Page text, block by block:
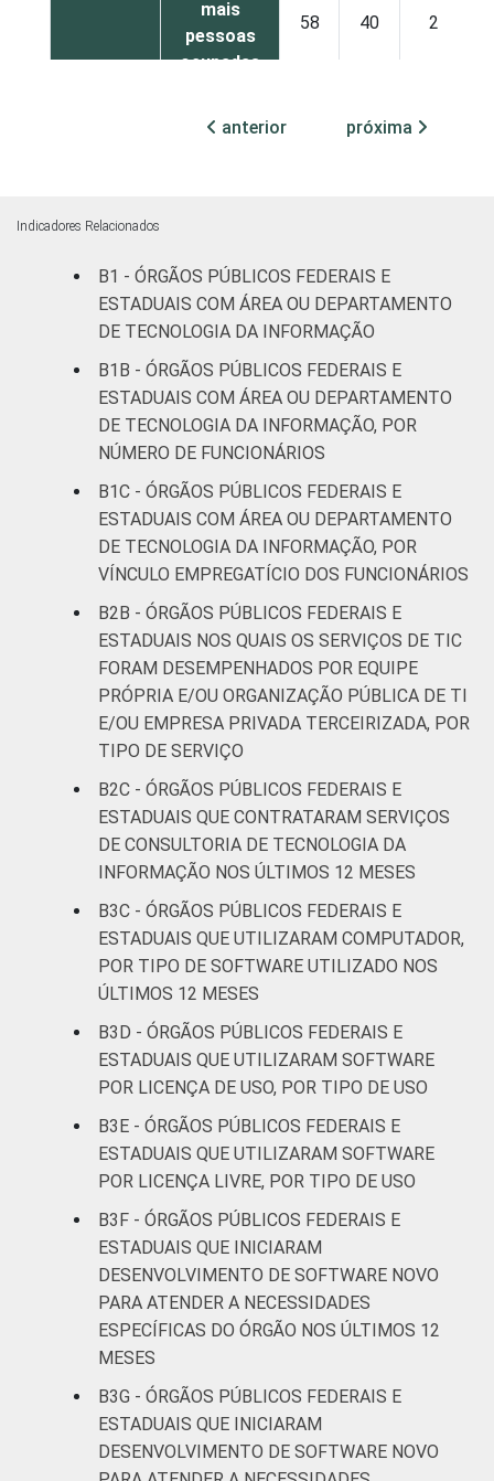
mais
pessoas
ocupadas
58 40 2
Não
54 25
Estudos para o Desenvolvimento da
Pesquisa sobre o uso das tecnologias de
informação e comunicação no setor público
brasileiro - TIC Governo Eletrônico 2019.
anterior próxima
Indicadores Relacionados
B1 - ÓRGÃOS PÚBLICOS FEDERAIS E
ESTADUAIS COM ÁREA OU DEPARTAMENTO
DE TECNOLOGIA DA INFORMAÇÃO
B1B - ÓRGÃOS PÚBLICOS FEDERAIS E
ESTADUAIS COM ÁREA OU DEPARTAMENTO
DE TECNOLOGIA DA INFORMAÇÃO, POR
NÚMERO DE FUNCIONÁRIOS
B1C - ÓRGÃOS PÚBLICOS FEDERAIS E
ESTADUAIS COM ÁREA OU DEPARTAMENTO
DE TECNOLOGIA DA INFORMAÇÃO, POR
VÍNCULO EMPREGATÍCIO DOS FUNCIONÁRIOS
B2B - ÓRGÃOS PÚBLICOS FEDERAIS E
ESTADUAIS NOS QUAIS OS SERVIÇOS DE TIC
FORAM DESEMPENHADOS POR EQUIPE
PRÓPRIA E/OU ORGANIZAÇÃO PÚBLICA DE TI
E/OU EMPRESA PRIVADA TERCEIRIZADA, POR
TIPO DE SERVIÇO
B2C - ÓRGÃOS PÚBLICOS FEDERAIS E
ESTADUAIS QUE CONTRATARAM SERVIÇOS
DE CONSULTORIA DE TECNOLOGIA DA
INFORMAÇÃO NOS ÚLTIMOS 12 MESES
B3C - ÓRGÃOS PÚBLICOS FEDERAIS E
ESTADUAIS QUE UTILIZARAM COMPUTADOR,
POR TIPO DE SOFTWARE UTILIZADO NOS
ÚLTIMOS 12 MESES
B3D - ÓRGÃOS PÚBLICOS FEDERAIS E
ESTADUAIS QUE UTILIZARAM SOFTWARE
POR LICENÇA DE USO, POR TIPO DE USO
B3E - ÓRGÃOS PÚBLICOS FEDERAIS E
ESTADUAIS QUE UTILIZARAM SOFTWARE
POR LICENÇA LIVRE, POR TIPO DE USO
B3F - ÓRGÃOS PÚBLICOS FEDERAIS E
ESTADUAIS QUE INICIARAM
DESENVOLVIMENTO DE SOFTWARE NOVO
PARA ATENDER A NECESSIDADES
ESPECÍFICAS DO ÓRGÃO NOS ÚLTIMOS 12
MESES
B3G - ÓRGÃOS PÚBLICOS FEDERAIS E
ESTADUAIS QUE INICIARAM
DESENVOLVIMENTO DE SOFTWARE NOVO